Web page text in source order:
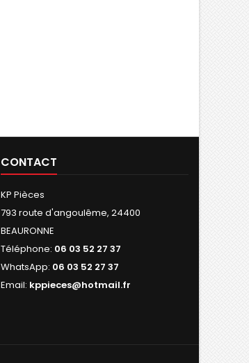
CONTACT
KP Pièces
793 route d'angoulême, 24400
BEAURONNE
Téléphone: 06 03 52 27 37
WhatsApp: 06 03 52 27 37
Email: kppieces@hotmail.fr